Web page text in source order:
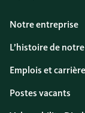
Notre entreprise
L’histoire de
Emplois et carrière
Postes vacants